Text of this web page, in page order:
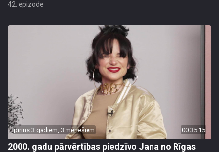
42. epizode
pirms 3 gadiem, 3 mēnešiem 00:35:15
2000. gadu pārvērtības piedzīvo Jana no Rīgas